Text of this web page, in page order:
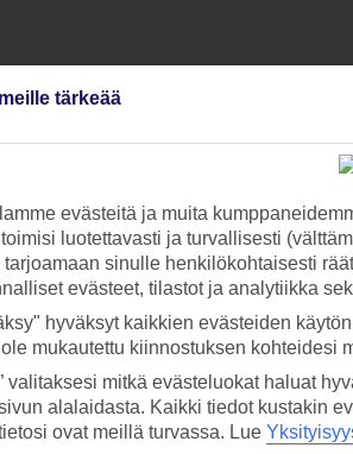
tärkeää
evästeitä ja muita
luotettavasti ja turvallisesti
tarjoamaan sinulle henkilökohtaisesti
evästeet, tilastot ja analytiikka
hyväksyt kaikkien evästeiden
mukautettu kiinnostuksen kohteidesi
valitaksesi mitkä evästeluokat haluat
alalaidasta. Kaikki tiedot kustakin
ovat meillä turvassa. Lue